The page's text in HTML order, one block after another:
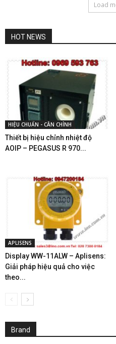
Load
HOT NEWS
HIỆU CHUẨN - CÂN CHỈNH
Thiết bị hiệu chỉnh nhiệt độ
AOIP – PEGASUS R 970...
APLISENS
Display WW-11ALW – Aplisens:
Giải pháp hiệu quả cho việc
theo...
Brand